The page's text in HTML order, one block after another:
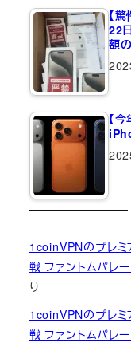
【
22
額
【
1coinVPNのプレミ
戦 ファントムパレ
り
1coinVPNのプレミ
戦 ファントムパレ